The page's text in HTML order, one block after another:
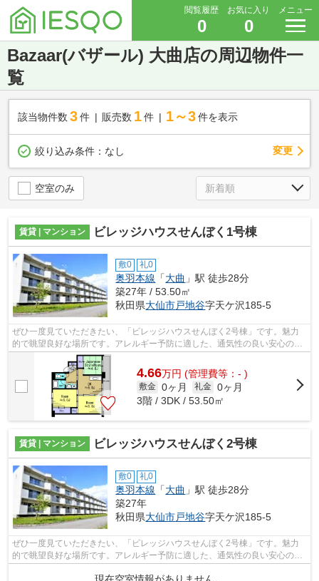
閲覧履歴
0
お気に入り
0
メニュー
Bazaar(バザール) 大曲店の周辺物件一
覧
該当物件数 3件 販売数 1 件 1～3 件を表示
絞り込み条件： なし 変更
空室のみ
賃貸 | マンション ビレッジハウスせんぼく1号棟
敷0 礼0
奥羽本線 「大曲 」駅 徒歩28分
築27年 / 53.50㎡
秋田県大仙市戸地谷字天ケ沢185-5
ぜひ一度見ていただきたい、「ビレッジハウスせんぼく2号棟」です。魅力
的で眺望良好な場所です。アレルギー予防に適した、通気性の良い安心のマ
ンションです。健康な体は新鮮な空気を...
4.66万円 (管理費等：- )
敷金 0ヶ月 礼金 0ヶ月
3階 / 3DK / 53.50㎡
賃貸 | マンション ビレッジハウスせんぼく2号棟
敷0 礼0
奥羽本線 「大曲 」駅 徒歩28分
築27年
秋田県大仙市戸地谷字天ケ沢185-5
ぜひ一度見ていただきたい、「ビレッジハウスせんぼく2号棟」です。魅力
的で眺望良好な場所です。アレルギー予防に適した、通気性の良い安心のマ